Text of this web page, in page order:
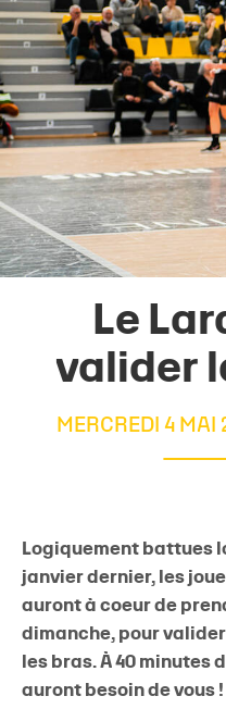
Le
valider
MERCREDI 4 MAI
Logiquement battues
janvier dernier, les
auront à coeur de
dimanche, pour
les bras. À 40 minutes
auront besoin de vous !